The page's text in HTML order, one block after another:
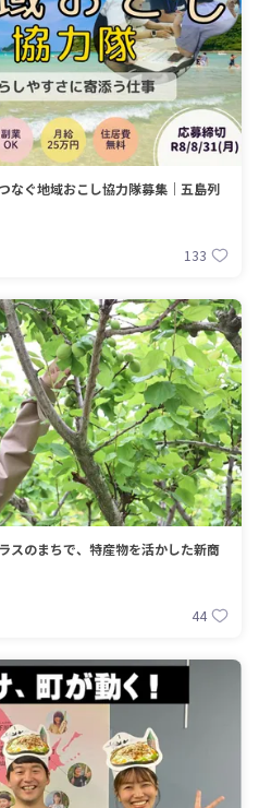
なぐ地域おこし協力隊募集｜五島列
133
スのまちで、特産物を活かした新商
44